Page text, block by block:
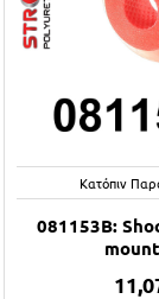
Κατόπιν
081153B: